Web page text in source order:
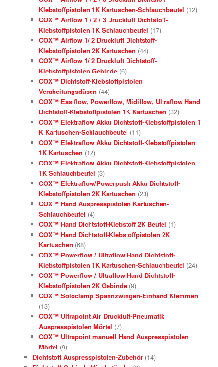
Klebstoffpistolen 1K Kartuschen-Schlauchbeutel (12)
COX™ Airflow 1 / 2 / 3 Druckluft Dichtstoff-
Klebstoffpistolen 1K Schlauchbeutel (17)
COX™ Airflow 1/ 2 Druckluft Dichtstoff-
Klebstoffpistolen 2K Kartuschen (44)
COX™ Airflow 1/ 2 Druckluft Dichtstoff-
Klebstoffpistolen Gebinde (6)
COX™ Dichtstoff-Klebstoffpistolen
Verabeitungsdüsen (44)
COX™ Easiflow, Powerflow, Midiflow, Ultraflow Hand
Dichtstoff-Klebstoffpistolen 1K Kartuschen (32)
COX™ Elektraflow Akku Dichtstoff-Klebstoffpistolen 1
K Kartuschen-Schlauchbeutel (11)
COX™ Elektraflow Akku Dichtstoff-Klebstoffpistolen
1K Kartuschen (12)
COX™ Elektraflow Akku Dichtstoff-Klebstoffpistolen
1K Schlauchbeutel (3)
COX™ Elektraflow/Powerpush Akku Dichtstoff-
Klebstoffpistolen 2K Kartuschen (23)
COX™ Hand Auspresspistolen Kartuschen-
Schlauchbeutel (4)
COX™ Hand Dichtstoff-Klebstoff 2K Beutel (1)
COX™ Hand Dichtstoff-Klebstoffpistolen 2K
Kartuschen (68)
COX™ Powerflow / Ultraflow Hand Dichtstoff-
Klebstoffpistolen 1K Kartuschen-Schlauchbeutel (24)
COX™ Powerflow / Ultraflow Hand Dichtstoff-
Klebstoffpistolen 2K Gebinde (9)
COX™ Soloclamp Spannzwingen-Einhand Klemmen
(13)
COX™ Ultrapoint Air Druckluft-Pneumatik
Auspresspistolen Mörtel (7)
COX™ Ultrapoint manuell Hand Auspresspistolen
Mörtel (9)
Dichtstoff Auspresspistolen-Zubehör (14)